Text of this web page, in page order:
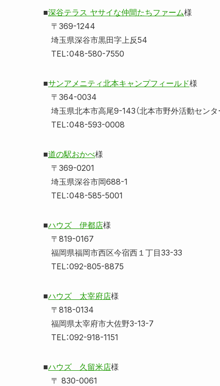
■深谷テラス ヤサイな仲間たちファーム様
〒369-1244
埼玉県深谷市黒田字上反54
TEL：048-580-7550
■サンアメニティ北本キャンプフィールド様
〒364-0034
埼玉県北本市高尾9-143（北本市野外活動センタ
TEL：048-593-0008
■道の駅おかべ様
〒369-0201
埼玉県深谷市岡688-1
TEL：048-585-5001
■ハウズ 伊都店様
〒819-0167
福岡県福岡市西区今宿西１丁目33-33
TEL：092-805-8875
■ハウズ 太宰府店様
〒818-0134
福岡県太宰府市大佐野3-13-7
TEL：092-918-1151
■ハウズ 久留米店様
〒 830-0061